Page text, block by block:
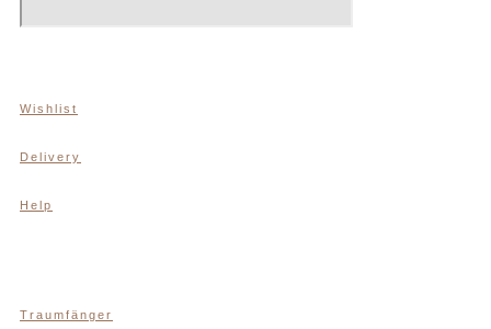
Wishlist
Delivery
Help
Traumfänger